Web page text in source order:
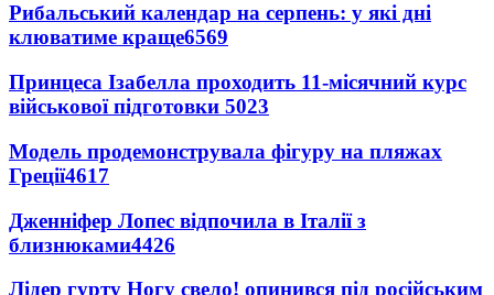
Рибальський календар на серпень: у які дні
клюватиме краще6569
Принцеса Ізабелла проходить 11-місячний курс
військової підготовки 5023
Модель продемонструвала фігуру на пляжах
Греції4617
Дженніфер Лопес відпочила в Італії з
близнюками4426
Лідер гурту Ногу свело! опинився під російським